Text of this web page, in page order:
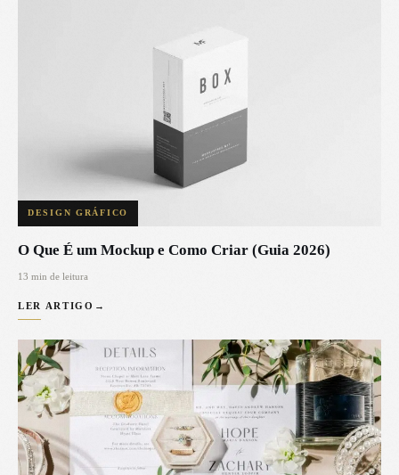
DESIGN GRÁFICO
O Que É um Mockup e Como Criar (Guia 2026)
13 min de leitura
LER ARTIGO →